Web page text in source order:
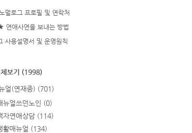
멀로그 프로필 및 연락처
애사연을 보내는 방법
사용설명서 및 운영원칙
보기 (1998)
얼(연재중) (701)
뉴얼쓰던노인 (0)
자연애상담 (114)
활매뉴얼 (134)